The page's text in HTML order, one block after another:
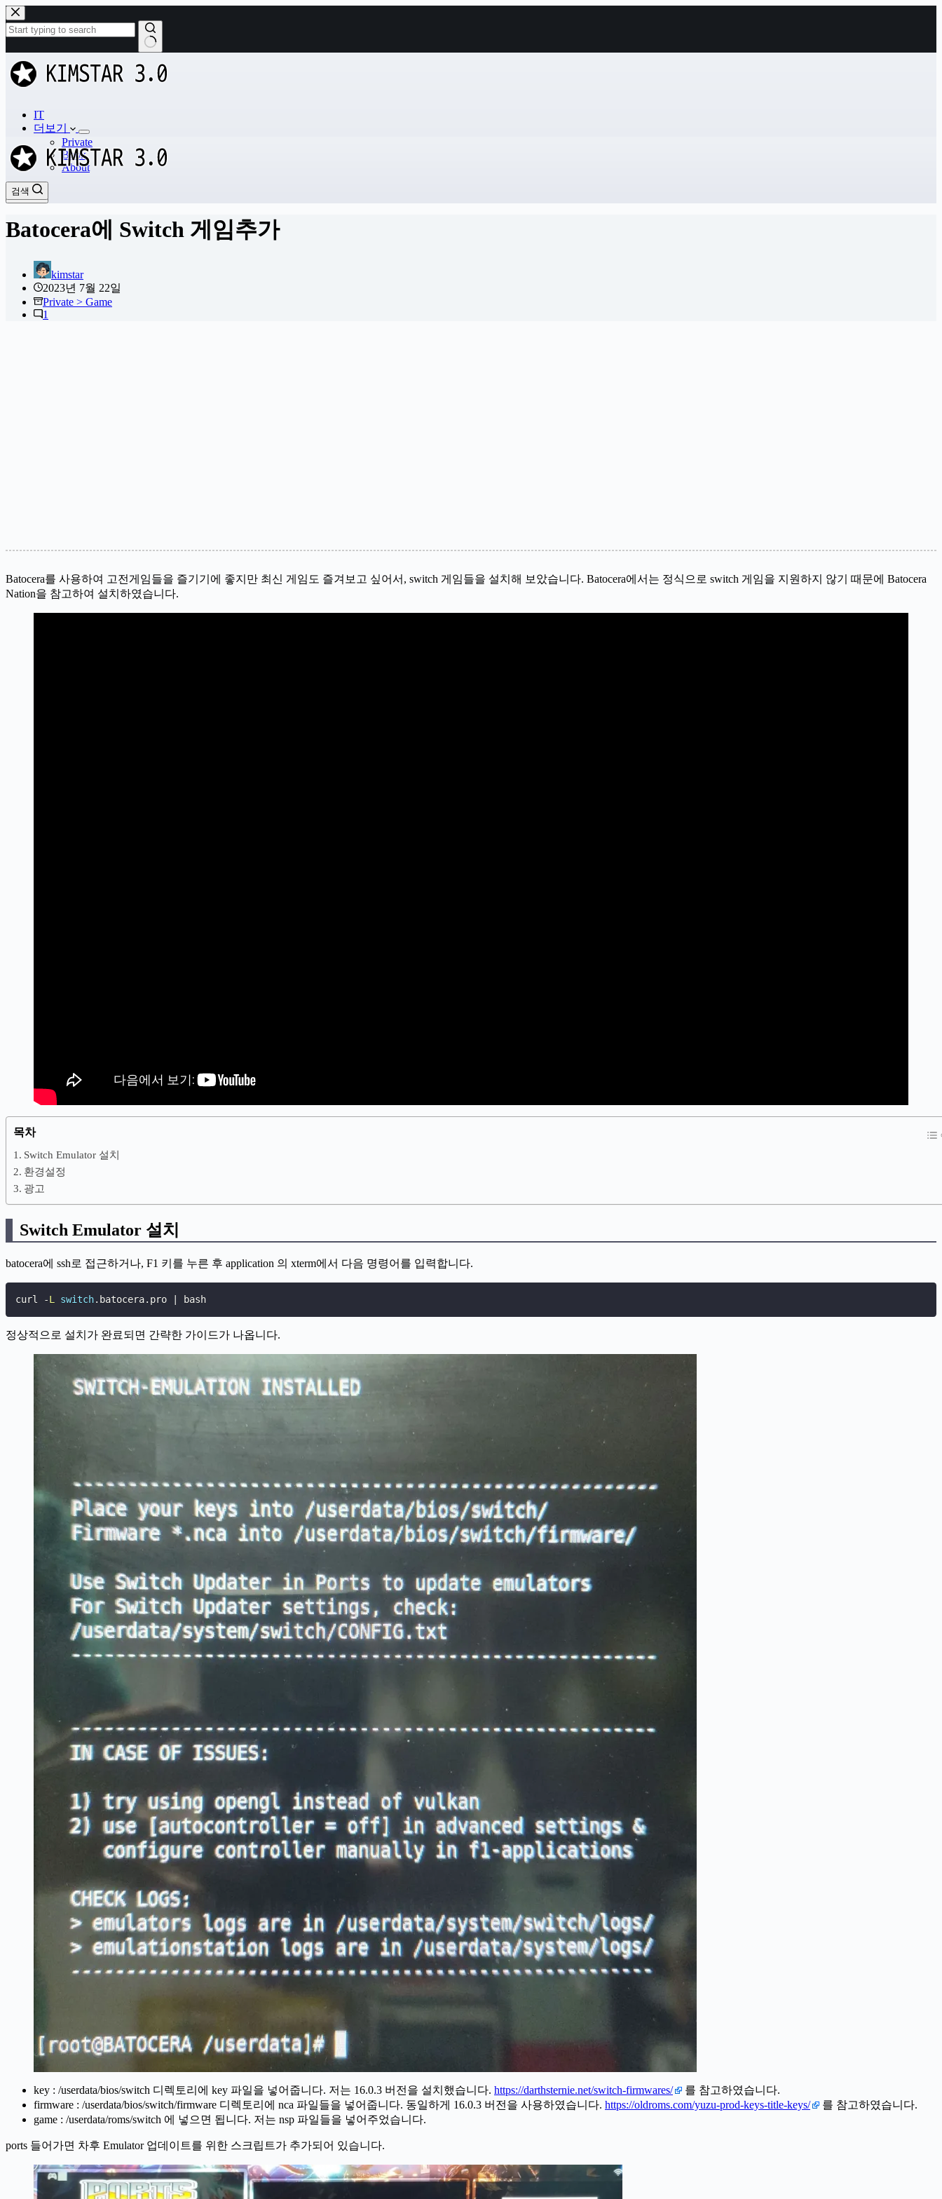
본
문
으
로
건
너
과
없
IT
더보기
Private
Book
About
검색
검색
Batocera에 Switch 게임추가
kimstar
2023년 7월 22일
Private > Game
1
Batocera를 사용하여 고전게임들을 즐기기에 좋지만 최신 게임도 즐겨보고 싶어서, switch 게임들을 설치해 보았습니다. Batocera에서는 정식으로 switch 게임을 지원하지 않기 때문에 Batocera
Nation을 참고하여 설치하였습니다.
목차
Switch Emulator 설치
환경설정
광고
Switch Emulator 설치
batocera에 ssh로 접근하거나, F1 키를 누른 후 application 의 xterm에서 다음 명령어를 입력합니다.
curl -L switch. batocera. pro bash
정상적으로 설치가 완료되면 간략한 가이드가 나옵니다.
key : /userdata/bios/switch 디렉토리에 key 파일을 넣어줍니다. 저는 16.0.3 버전을 설치했습니다. https://darthsternie.net/switch-firmwares/
를 참고하였습니다.
firmware : /userdata/bios/switch/firmware 디렉토리에 nca 파일들을 넣어줍니다. 동일하게 16.0.3 버전을 사용하였습니다. https://oldroms.com/yuzu-prod-keys-title-keys/
를 참고하였습니다.
game : /userdata/roms/switch 에 넣으면 됩니다. 저는 nsp 파일들을 넣어주었습니다.
ports 들어가면 차후 Emulator 업데이트를 위한 스크립트가 추가되어 있습니다.